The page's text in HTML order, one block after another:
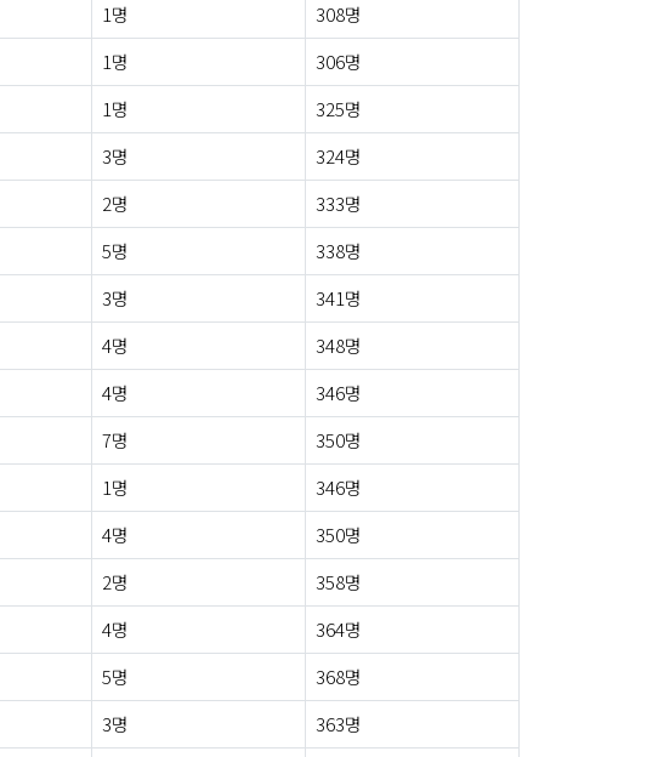
1명
308명
1명
306명
1명
325명
3명
324명
2명
333명
5명
338명
3명
341명
4명
348명
4명
346명
7명
350명
1명
346명
4명
350명
2명
358명
4명
364명
5명
368명
3명
363명